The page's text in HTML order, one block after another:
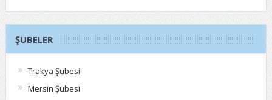
ŞUBELER
Trakya Şubesi
Mersin Şubesi